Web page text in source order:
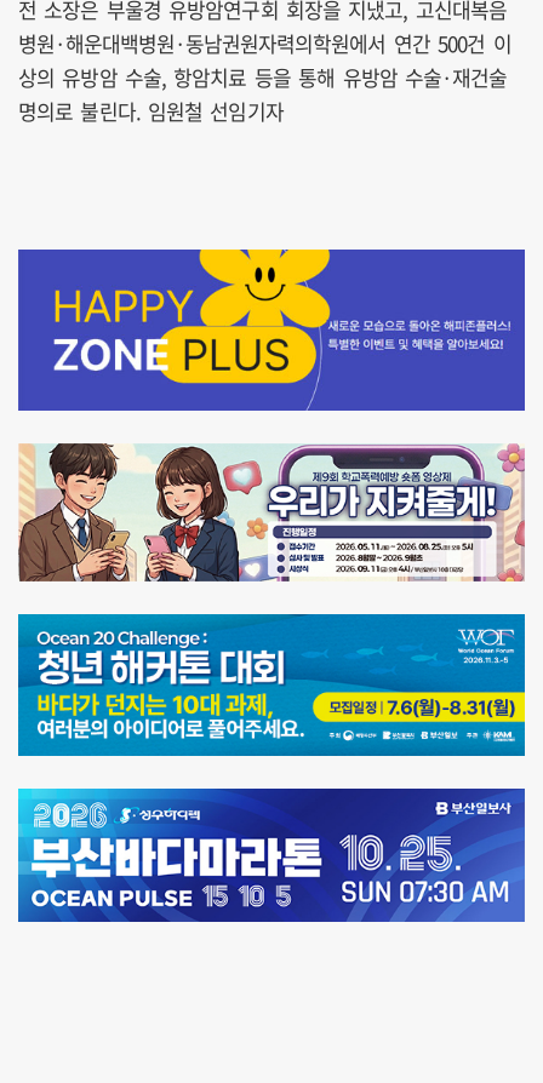
전 소장은 부울경 유방암연구회 회장을 지냈고, 고신대복음
병원·해운대백병원·동남권원자력의학원에서 연간 500건 이
상의 유방암 수술, 항암치료 등을 통해 유방암 수술·재건술
명의로 불린다. 임원철 선임기자